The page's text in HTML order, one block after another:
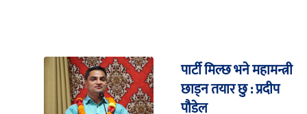
पार्टी मिल्छ भने महामन्त्री
छाड्न तयार छु : प्रदीप
पौडेल